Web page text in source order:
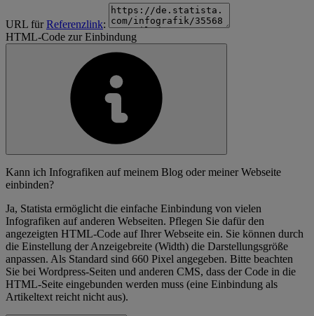
URL fürReferenzlink:
HTML-Code zur Einbindung
Kann ich Infografiken auf meinem Blog oder meiner Webseite
einbinden?
Ja, Statista ermöglicht die einfache Einbindung von vielen
Infografiken auf anderen Webseiten. Pflegen Sie dafür den
angezeigten HTML-Code auf Ihrer Webseite ein. Sie können durch
die Einstellung der Anzeigebreite (Width) die Darstellungsgröße
anpassen. Als Standard sind 660 Pixel angegeben. Bitte beachten
Sie bei Wordpress-Seiten und anderen CMS, dass der Code in die
HTML-Seite eingebunden werden muss (eine Einbindung als
Artikeltext reicht nicht aus).